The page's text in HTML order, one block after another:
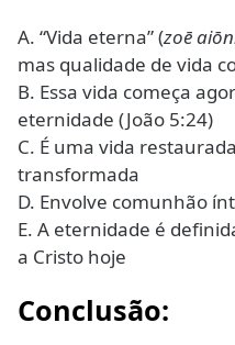
A. “Vida eterna” (zoē
mas qualidade de vida
B. Essa vida começa
eternidade (João 5:24)
C. É uma vida
transformada
D. Envolve comunhão
E. A eternidade é
a Cristo hoje
Conclusão: